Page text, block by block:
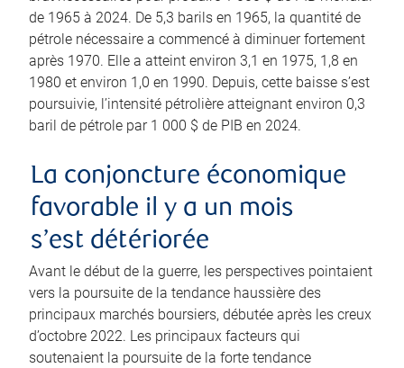
de 1965 à 2024. De 5,3 barils en 1965, la quantité de
pétrole nécessaire a commencé à diminuer fortement
après 1970. Elle a atteint environ 3,1 en 1975, 1,8 en
1980 et environ 1,0 en 1990. Depuis, cette baisse s’est
poursuivie, l’intensité pétrolière atteignant environ 0,3
baril de pétrole par 1 000 $ de PIB en 2024.
La conjoncture économique
favorable il y a un mois
s’est détériorée
Avant le début de la guerre, les perspectives pointaient
vers la poursuite de la tendance haussière des
principaux marchés boursiers, débutée après les creux
d’octobre 2022. Les principaux facteurs qui
soutenaient la poursuite de la forte tendance